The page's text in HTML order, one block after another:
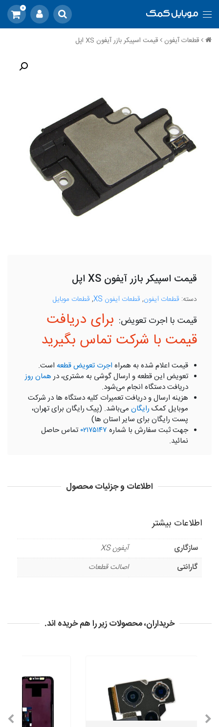
0
قطعات آیفون قیمت اسپیکر بازر آیفون XS اپل
قیمت اسپیکر بازر آیفون XS اپل
دسته: قطعات آیفون, قطعات آیفون XS , قطعات موبایل
برای دریافت
قیمت با شرکت تماس بگیرید
قیمت اعلام شده به همراه اجرت تعویض قطعه است.
تعویض این قطعه و ارسال گوشی به مشتری، درهمان روز
دریافت دستگاه انجام می‌شود.
هزینه ارسال و دریافت تعمیرات کلیه دستگاه ها در شرکت
موبایل کمک رایگان می‌باشد. (پیک رایگان برای تهران،
پست رایگان برای سایر استان ها)
جهت ثبت سفارش با شماره ۰۲۱۷۵۱۴۷ تماس حاصل
نمائید.
اطلاعات و جزئیات محصول
اطلاعات بیشتر
سازگاری
آیفون XS
گارانتی
اصالت قطعات
خریداران، محصولات زیر را هم خریده اند.